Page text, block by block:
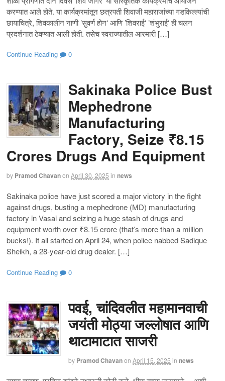
करण्यात आले होते. या कार्यक्रमांतून छत्रपती शिवाजी महाराजांच्या गडकिल्ल्यांची
छायाचित्रे, शिवकालीन नाणी ’सुवर्ण होन‘ आणि ’शिवराई‘ ’शंभुराई‘ ही चलन
प्रदर्शनात ठेवण्यात आली होती. तसेच स्वराज्यातील आरमारी […]
Continue Reading 0
Sakinaka Police Bust
Mephedrone
Manufacturing
Factory, Seize ₹8.15
Crores Drugs And Equipment
by Pramod Chavanon April 30, 2025 in news
Sakinaka police have just scored a major victory in the fight
against drugs, busting a mephedrone (MD) manufacturing
factory in Vasai and seizing a huge stash of drugs and
equipment worth over ₹8.15 crore (that’s more than a million
bucks!). It all started on April 24, when police nabbed Sadique
Sheikh, a 28-year-old drug dealer. […]
Continue Reading 0
पवई, चांदिवलीत महामानवाची
जयंती मोठ्या जल्लोषात आणि
थाटामाटात साजरी
by Pramod Chavanon April 15, 2025 in news